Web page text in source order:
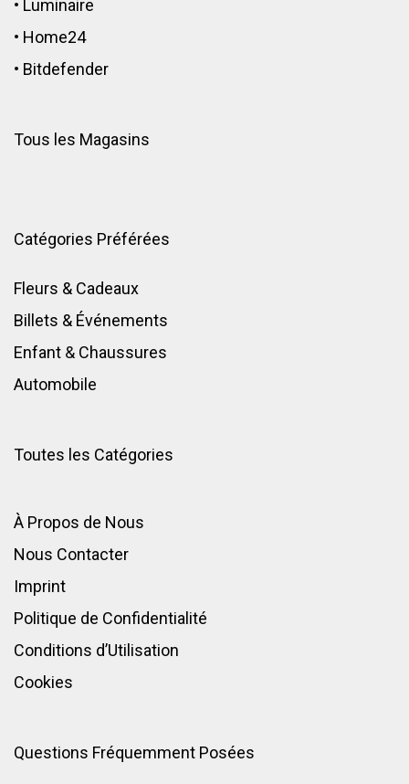
• Luminaire
• Home24
• Bitdefender
Tous les Magasins
Catégories Préférées
Fleurs & Cadeaux
Billets & Événements
Enfant & Chaussures
Automobile
Toutes les Catégories
À Propos de Nous
Nous Contacter
Imprint
Politique de Confidentialité
Conditions d’Utilisation
Cookies
Questions Fréquemment Posées